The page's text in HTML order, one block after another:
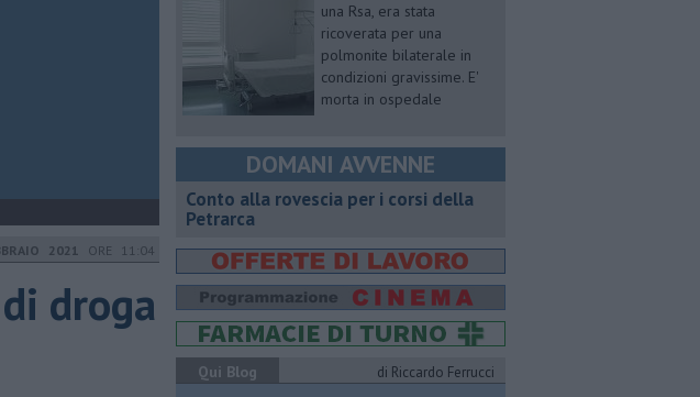
2021 ORE 11:04
droga
una Rsa, era stata
ricoverata per una
polmonite bilaterale in
condizioni gravissime. E'
morta in ospedale
DOMANI AVVENNE
​Conto alla rovescia per i corsi della
Petrarca
Qui Blog
di Riccardo Ferrucci